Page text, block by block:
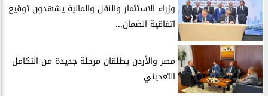
​وزراء الاستثمار والنقل والمالية يشهدون توقيع
اتفاقية الضمان...
​مصر والأردن يطلقان مرحلة جديدة من التكامل
التعديني